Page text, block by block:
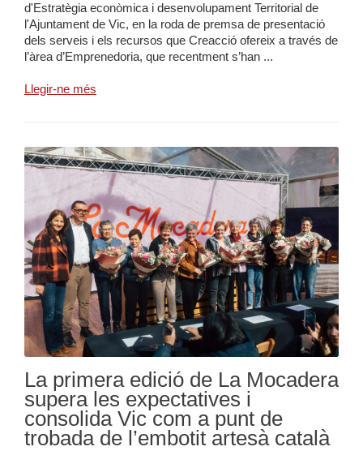
d'Estratègia econòmica i desenvolupament Territorial de
l'Ajuntament de Vic, en la roda de premsa de presentació
dels serveis i els recursos que Creacció ofereix a través de
l’àrea d’Emprenedoria, que recentment s’han ...
Llegir-ne més
La primera edició de La Mocadera
supera les expectatives i
consolida Vic com a punt de
trobada de l’embotit artesà català